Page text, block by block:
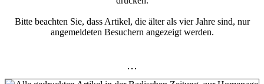
Bitte beachten Sie, dass Artikel, die älter als vier Jahre sind, nur
angemeldeten Besuchern angezeigt werden.